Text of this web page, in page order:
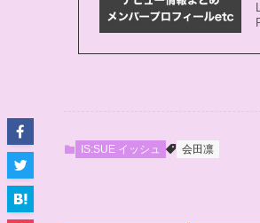
IS:SUE イッシュ 会田凛